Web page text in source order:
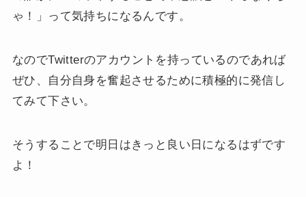
ゃ！」って気持ちになるんです。
なのでTwitterのアカウントを持っているのであれば
ぜひ、自分自身を奮起させるために積極的に発信し
てみて下さい。
そうすることで明日はきっと良い日になるはずです
よ！